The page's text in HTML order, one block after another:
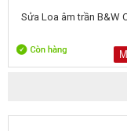
Sửa Loa âm trần B&W